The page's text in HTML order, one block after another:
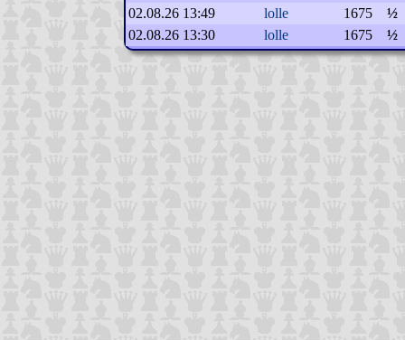
02.08.26 13:49
lolle 1675
½
02.08.26 13:30
lolle 1675 ½